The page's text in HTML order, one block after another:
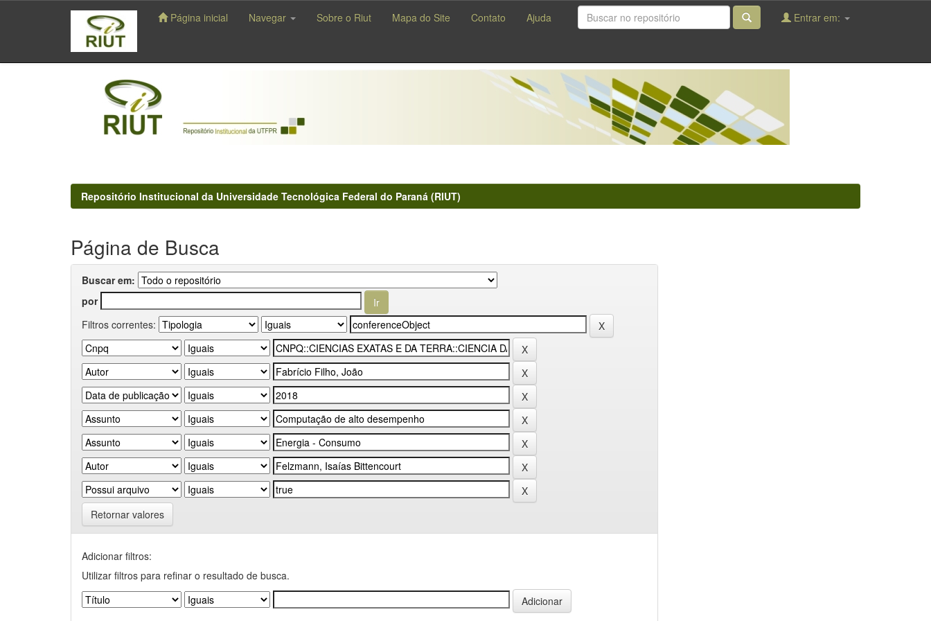
navigation
Página inicial Navegar Sobre o Riut Mapa do Site Contato Ajuda Entrar em:
Repositório Institucional da Universidade Tecnológica Federal do Paraná (RIUT)
Página de Busca
Buscar em:
por
Filtros correntes:
Retornar valores
Adicionar filtros:
Utilizar filtros para refinar o resultado de busca.